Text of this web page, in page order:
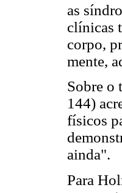
as
clínicas
corpo,
mente,
Sobre o
144)
físicos
ainda".
Para